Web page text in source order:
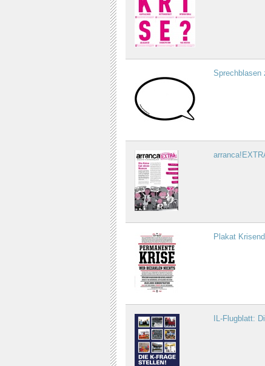
Sprechblasen
Plakat
IL-Flugblatt: